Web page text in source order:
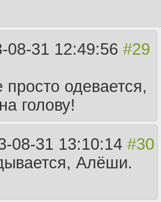
08-31 12:49:56
одевается,
голову!
08-31 13:10:14
Алёши.